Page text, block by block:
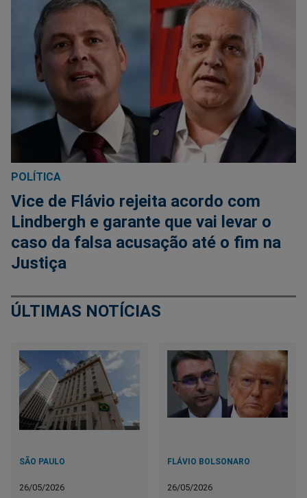
POLÍTICA
Vice de Flávio rejeita acordo com
Lindbergh e garante que vai levar o
caso da falsa acusação até o fim na
Justiça
ÚLTIMAS NOTÍCIAS
SÃO PAULO
26/05/2026
FLÁVIO BOLSONARO
26/05/2026